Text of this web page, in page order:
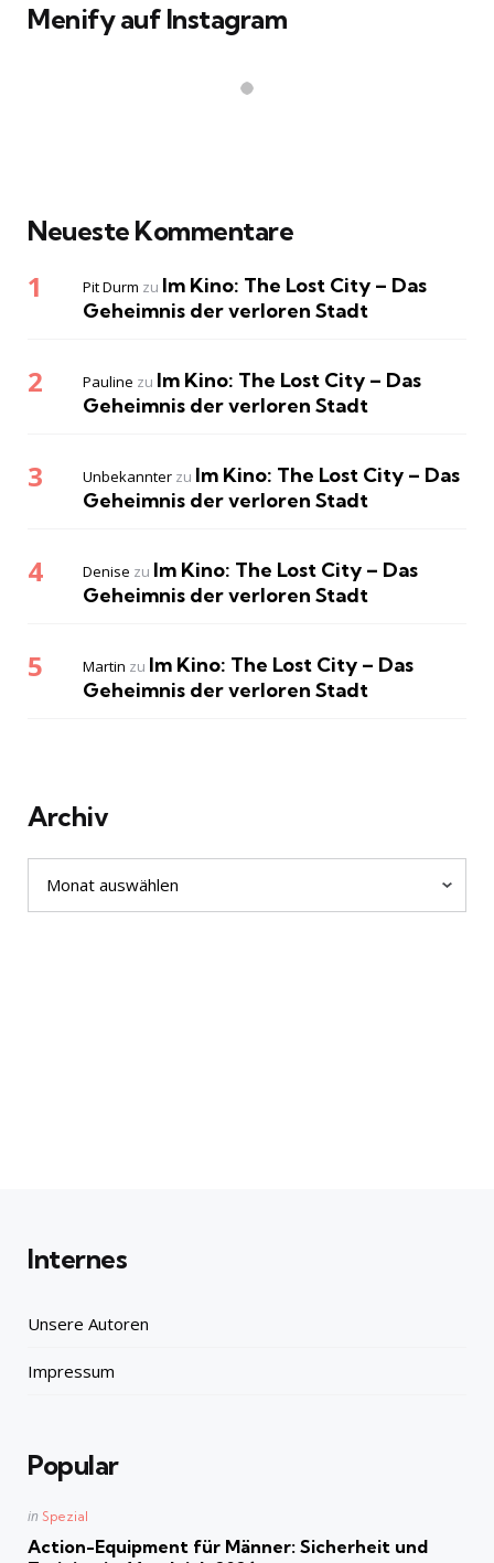
Menify auf Instagram
Neueste Kommentare
Pit Durm zu Im Kino: The Lost City – Das
Geheimnis der verloren Stadt
Pauline zu Im Kino: The Lost City – Das
Geheimnis der verloren Stadt
Unbekannter zu Im Kino: The Lost City – Das
Geheimnis der verloren Stadt
Denise zu Im Kino: The Lost City – Das
Geheimnis der verloren Stadt
Martin zu Im Kino: The Lost City – Das
Geheimnis der verloren Stadt
Archiv
Archiv
Internes
Unsere Autoren
Impressum
Popular
Posted
in Spezial
Action-Equipment für Männer: Sicherheit und